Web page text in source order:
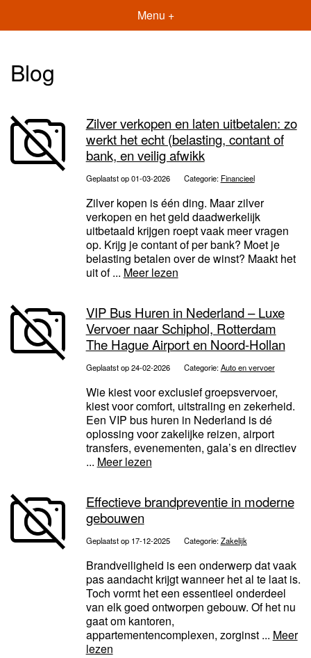
Menu +
Blog
Zilver verkopen en laten uitbetalen: zo
werkt het echt (belasting, contant of
bank, en veilig afwikk
Geplaatst op 01-03-2026 Categorie: Financieel
Zilver kopen is één ding. Maar zilver
verkopen en het geld daadwerkelijk
uitbetaald krijgen roept vaak meer vragen
op. Krijg je contant of per bank? Moet je
belasting betalen over de winst? Maakt het
uit of ... Meer lezen
VIP Bus Huren in Nederland – Luxe
Vervoer naar Schiphol, Rotterdam
The Hague Airport en Noord-Hollan
Geplaatst op 24-02-2026 Categorie:Auto en vervoer
Wie kiest voor exclusief groepsvervoer,
kiest voor comfort, uitstraling en zekerheid.
Een VIP bus huren in Nederland is dé
oplossing voor zakelijke reizen, airport
transfers, evenementen, gala’s en directiev
... Meer lezen
Effectieve brandpreventie in moderne
gebouwen
Geplaatst op 17-12-2025 Categorie:Zakelijk
Brandveiligheid is een onderwerp dat vaak
pas aandacht krijgt wanneer het al te laat is.
Toch vormt het een essentieel onderdeel
van elk goed ontworpen gebouw. Of het nu
gaat om kantoren,
appartementencomplexen, zorginst ... Meer
lezen